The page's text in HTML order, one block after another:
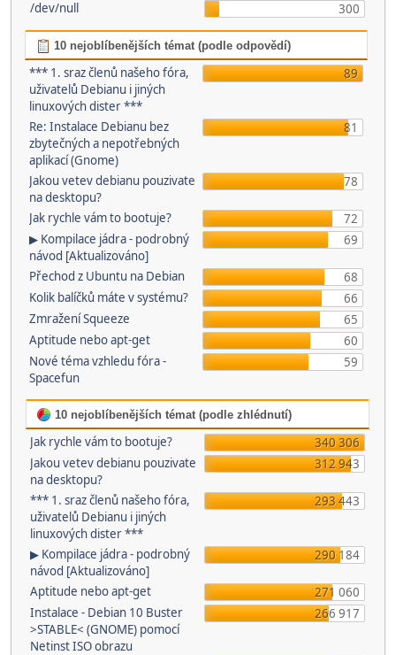
/dev/null
300
10 nejoblíbenějších témat (podle odpovědí)
*** 1. sraz členů našeho fóra,
uživatelů Debianu i jiných
linuxových dister ***
89
Re: Instalace Debianu bez
zbytečných a nepotřebných
aplikací (Gnome)
81
Jakou vetev debianu pouzivate
na desktopu?
78
Jak rychle vám to bootuje?
72
▶ Kompilace jádra - podrobný
návod [Aktualizováno]
69
Přechod z Ubuntu na Debian
68
Kolik balíčků máte v systému?
66
Zmražení Squeeze
65
Aptitude nebo apt-get
60
Nové téma vzhledu fóra -
Spacefun
59
10 nejoblíbenějších témat (podle zhlédnutí)
Jak rychle vám to bootuje?
340 306
Jakou vetev debianu pouzivate
na desktopu?
312 943
*** 1. sraz členů našeho fóra,
uživatelů Debianu i jiných
linuxových dister ***
293 443
▶ Kompilace jádra - podrobný
návod [Aktualizováno]
290 184
Aptitude nebo apt-get
271 060
Instalace - Debian 10 Buster
>STABLE< (GNOME) pomocí
Netinst ISO obrazu
266 917